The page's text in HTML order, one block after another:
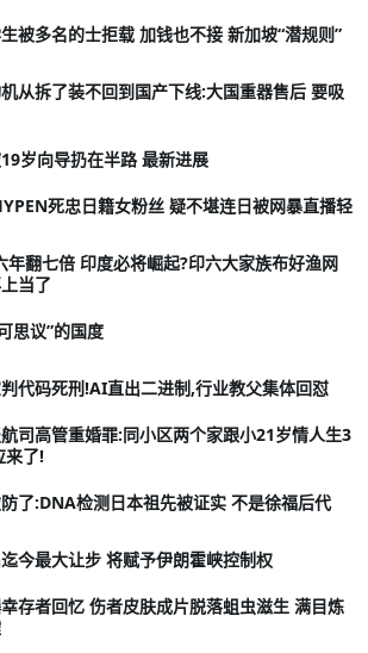
被多名的士拒载 加钱也不接 新加坡“潜规则”
从拆了装不回到国产下线:大国重器售后 要吸
岁向导扔在半路 最新进展
死忠日籍女粉丝 疑不堪连日被网暴直播轻
翻七倍 印度必将崛起?印六大家族布好渔网
当了
思议”的国度
代码死刑!AI直出二进制,行业教父集体回怼
司高管重婚罪:同小区两个家跟小21岁情人生3
来了!
了:DNA检测日本祖先被证实 不是徐福后代
今最大让步 将赋予伊朗霍峡控制权
存者回忆 伤者皮肤成片脱落蛆虫滋生 满目炼